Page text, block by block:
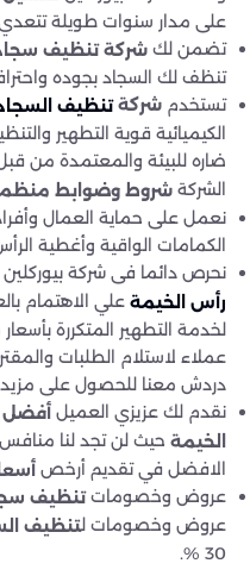
على مدار سنوات طويلة تتعدي ال 10
تضمن لك شركة تنظيف سجاد
تنظف لك السجاد بجوده
تستخدم شركةتنظيف
الكيميائية قوية التطهير
ضاره للبيئة والمعتمدة من
الشركة شروط وضوابط
نعمل على حماية العمال وأفراد
الكمامات الواقية وأغطية
نحرص دائما فى شركة
رأس الخيمة علي الاهتمام
لخدمة التطهير المتكررة
عملاء لاستلام الطلبات
دردش معنا للحصول على
نقدم لك عزيزي العميل أفضل
الخيمة حيث لن تجد لنا
الافضل في تقديم أرخص
عروض وخصوماتتنظيف
عروض وخصومات لتنظيف
30 %.